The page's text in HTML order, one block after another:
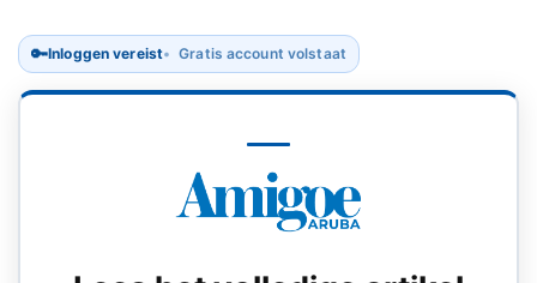
🔑Inloggen vereist Gratis account volstaat